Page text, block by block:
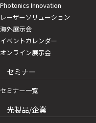
Photonics Innovation
レーザーソリューション
海外展示会
イベントカレンダー
オンライン展示会
セミナー
セミナー一覧
光製品/企業